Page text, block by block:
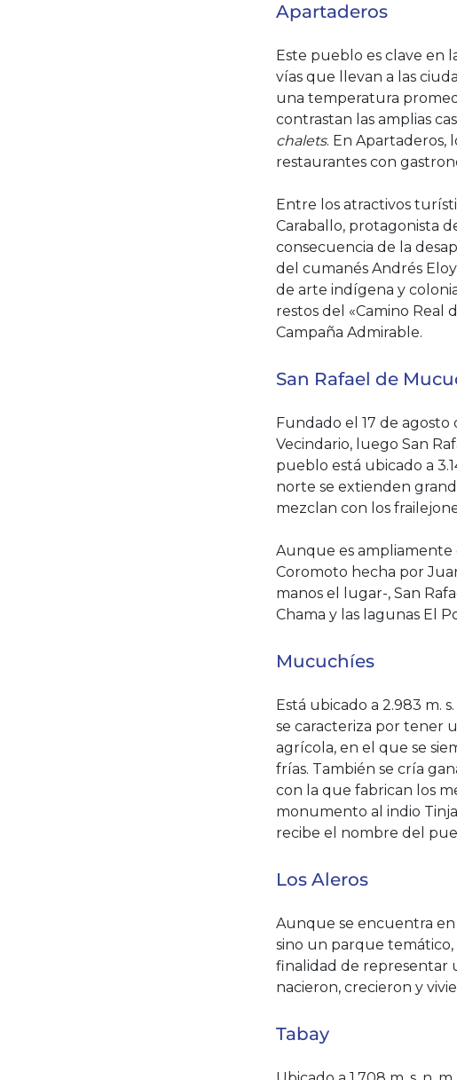
Apartaderos
Este pueblo es clave en
vías que llevan a las
una temperatura
contrastan las amplias
chalets. En Apartaderos,
restaurantes con
Entre los atractivos
Caraballo, protagonista
consecuencia de la
del cumanés Andrés
de arte indígena y
restos del «Camino Real
Campaña Admirable.
San Rafael de
Fundado el 17 de agosto
Vecindario, luego San
pueblo está ubicado a
norte se extienden
mezclan con los
Aunque es ampliamente
Coromoto hecha por
manos el lugar-, San
Chama y las lagunas El
Mucuchíes
Está ubicado a 2.983 m.
se caracteriza por tener
agrícola, en el que se
frías. También se cría
con la que fabrican los
monumento al indio
recibe el nombre del
Los Aleros
Aunque se encuentra en
sino un parque
finalidad de representar
nacieron, crecieron y
Tabay